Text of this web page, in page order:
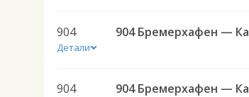
904
Детали
904